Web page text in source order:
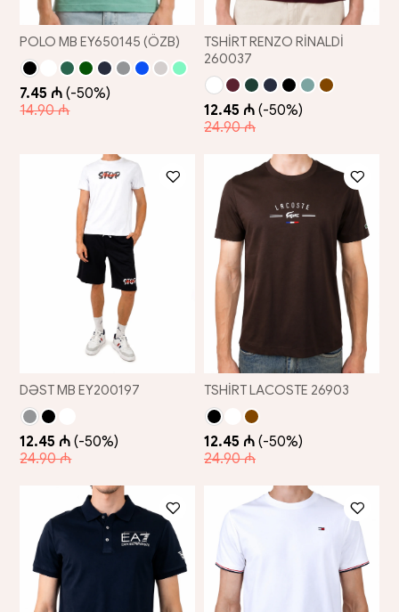
POLO MB EY650145 (ÖZB)
7.45 ₼ (-50%)
14.90 ₼
TSHİRT RENZO RİNALDİ
260037
12.45 ₼ (-50%)
24.90 ₼
DƏST MB EY200197
12.45 ₼ (-50%)
24.90 ₼
TSHİRT LACOSTE 26903
12.45 ₼ (-50%)
24.90 ₼